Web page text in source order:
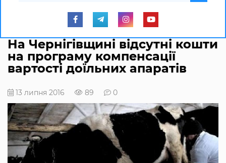
На Чернігівщині відсутні кошти
на програму компенсації
вартості доїльних апаратів
13 липня 2016 89 0